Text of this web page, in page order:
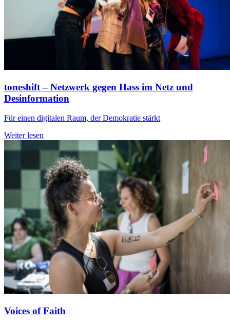
toneshift – Netzwerk gegen Hass im Netz und
Desinformation
Für einen digitalen Raum, der Demokratie stärkt
Weiter lesen
Voices of Faith